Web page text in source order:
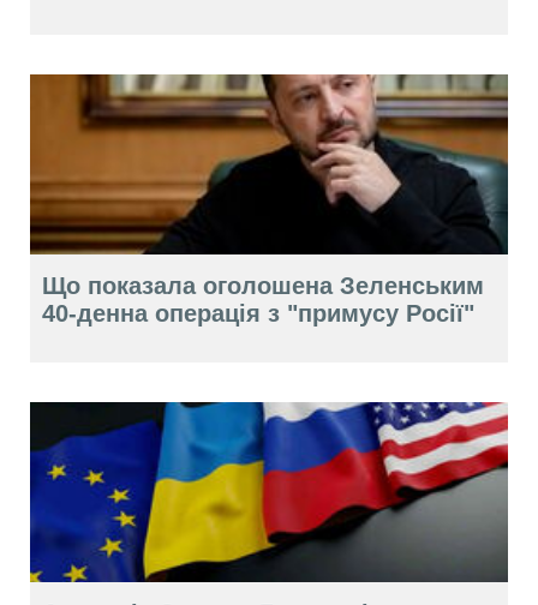
Що показала оголошена Зеленським
40-денна операція з "примусу Росії"